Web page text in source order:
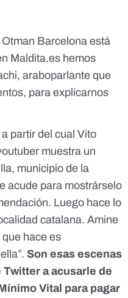
Barcelona está
Maldita.es hemos
araboparlante que
para explicarnos
a partir del cual Vito
muestra un
municipio de la
acude para mostrárselo
Luego hace lo
catalana. Amine
que hace es
Son esas escenas
a acusarle de
Vital para pagar